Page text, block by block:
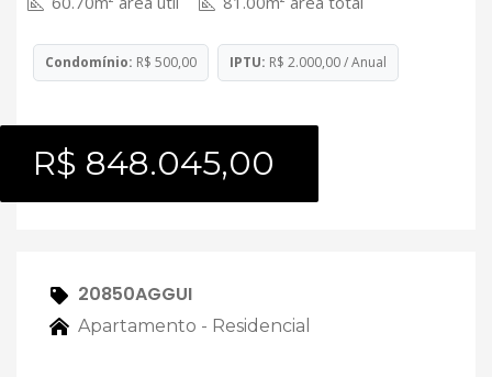
Condomínio: R$ 500,00 IPTU: R$ 2.000,00 / Anual
R$ 848.045,00
20850AGGUI
Apartamento - Residencial